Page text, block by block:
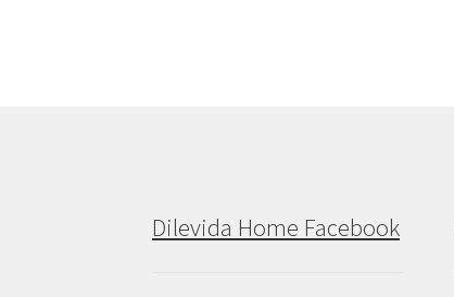
Dilevida Home Facebook